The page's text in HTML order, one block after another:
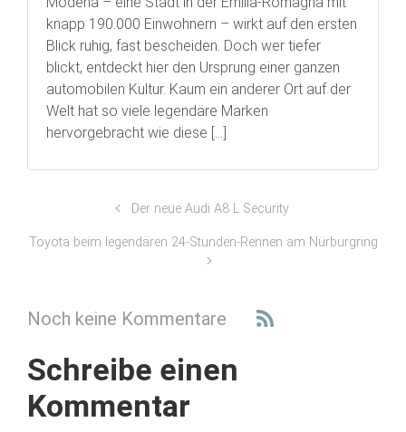
knapp 190.000 Einwohnern – wirkt auf den ersten
Blick ruhig, fast bescheiden. Doch wer tiefer
blickt, entdeckt hier den Ursprung einer ganzen
automobilen Kultur. Kaum ein anderer Ort auf der
Welt hat so viele legendäre Marken
hervorgebracht wie diese […]
Der neue Audi A8 L Security
Toyota beim legendären 24-Stunden-Rennen am Nürburgring
Noch keine Kommentare
Schreibe einen
Kommentar